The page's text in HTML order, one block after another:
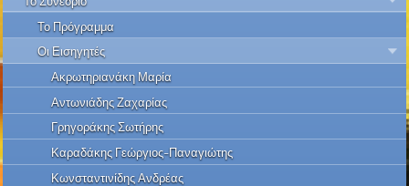
Το Πρόγραμμα
Οι Εισηγητές
Ακρωτηριανάκη Μαρία
Αντωνιάδης Ζαχαρίας
Γρηγοράκης Σωτήρης
Καραδάκης Γεώργιος-Παναγιώτης
Κωνσταντινίδης Ανδρέας